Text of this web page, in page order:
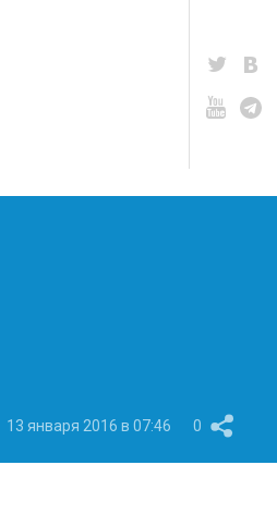
13 января 2016 в 07:46 0